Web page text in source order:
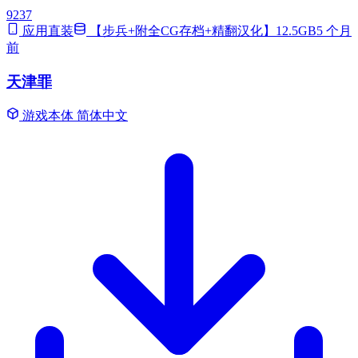
9237
应用直装
【步兵+附全CG存档+精翻汉化】12.5GB5 个月
前
天津罪
游戏本体 简体中文